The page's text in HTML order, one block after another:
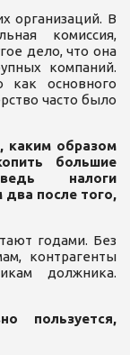
организаций. В
комиссия,
дело, что она
компаний.
как основного
часто было
каким образом
большие
налоги
два после того,
годами. Без
контрагенты
должника.
пользуется,